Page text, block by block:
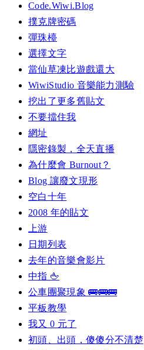
Code.Wiwi.Blog
撲克牌密碼
彈珠檯
選擇文字
當仙草凍比遊戲還大
WiwiStudio 音樂能力測驗
挖出了更多舊貼文
不要擋住我
網址
隱密錄製，全天直播
為什麼會 Burnout？
Blog 讓廢文現形
空白十年
2008 年的貼文
上游
日期列表
去年的音樂會影片
中指 🖕
公車團聚現象 🚌🚌🚌
平板教學
我又 0 元了
初頭、出頭，傻傻分不清楚